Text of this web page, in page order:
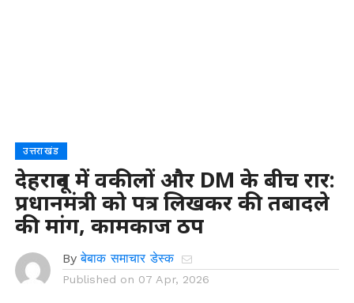
उत्तराखंड
देहरादून में वकीलों और DM के बीच रार:
प्रधानमंत्री को पत्र लिखकर की तबादले
की मांग, कामकाज ठप
By बेबाक समाचार डेस्क
Published on 07 Apr, 2026